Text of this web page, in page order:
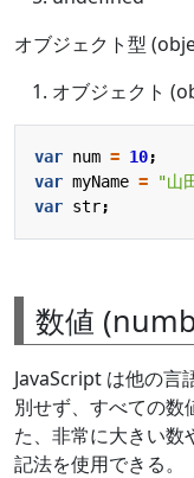
オブジェクト型
オブジェクト
var num = 10;
var myName = "山
var str;
数値
JavaScript は他の言
別せず、すべての数
た、非常に大きい数
記法を使用できる。